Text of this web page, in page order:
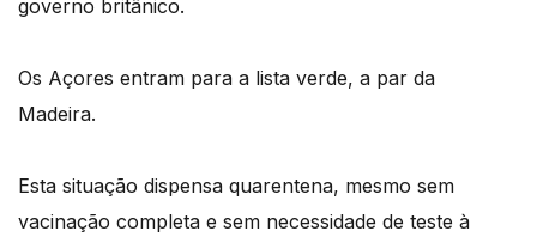
governo britânico.
Os Açores entram para a lista verde, a par da
Madeira.
Esta situação dispensa quarentena, mesmo sem
vacinação completa e sem necessidade de teste à